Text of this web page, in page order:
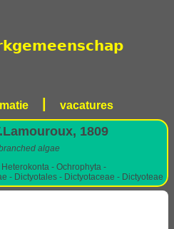
vacatures
1809
algae
- Ochrophyta -
- Dictyotales - Dictyotaceae - Dictyoteae